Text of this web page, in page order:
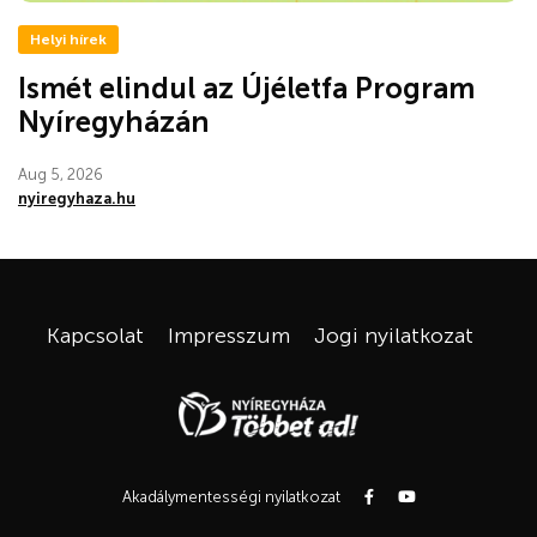
Helyi hírek
Ismét elindul az Újéletfa Program
Nyíregyházán
Aug 5, 2026
nyiregyhaza.hu
Kapcsolat Impresszum Jogi nyilatkozat
Akadálymentességi nyilatkozat